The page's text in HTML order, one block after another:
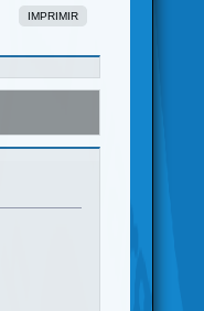
IMPRIMIR